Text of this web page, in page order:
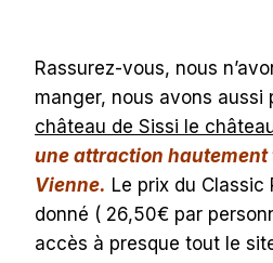
Rassurez-vous, nous
manger, nous avons aussi
château de Sissi le
une attraction
Vienne. Le prix du Classic
donné ( 26,50€ par
accès à presque tout le